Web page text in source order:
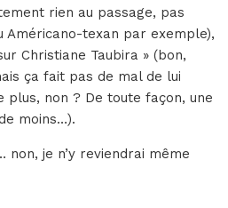
rien au passage, pas
Américano-texan par exemple),
Christiane Taubira » (bon,
ça fait pas de mal de lui
plus, non ? De toute façon, une
moins…).
non, je n’y reviendrai même